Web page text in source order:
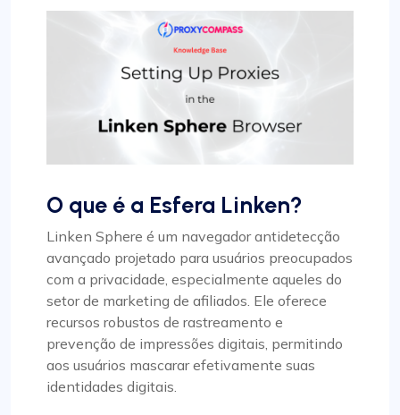
O que é a Esfera Linken?
Linken Sphere é um navegador antidetecção
avançado projetado para usuários preocupados
com a privacidade, especialmente aqueles do
setor de marketing de afiliados. Ele oferece
recursos robustos de rastreamento e
prevenção de impressões digitais, permitindo
aos usuários mascarar efetivamente suas
identidades digitais.